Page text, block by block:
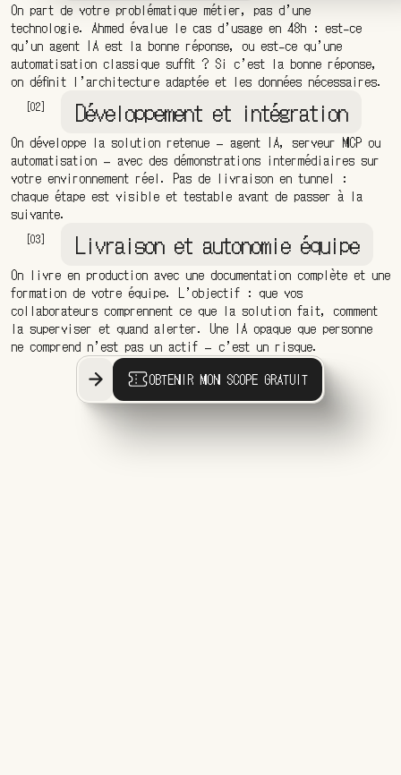
On part de votre problématique métier, pas d’une
technologie. Ahmed évalue le cas d’usage en 48h : est-ce
qu’un agent IA est la bonne réponse, ou est-ce qu’une
automatisation classique suffit ? Si c’est la bonne réponse,
on définit l’architecture adaptée et les données nécessaires.
[02] Développement et intégration
On développe la solution retenue — agent IA, serveur MCP ou
automatisation — avec des démonstrations intermédiaires sur
votre environnement réel. Pas de livraison en tunnel :
chaque étape est visible et testable avant de passer à la
suivante.
[03] Livraison et autonomie équipe
On livre en production avec une documentation complète et une
formation de votre équipe. L’objectif : que vos
collaborateurs comprennent ce que la solution fait, comment
la superviser et quand alerter. Une IA opaque que personne
ne comprend n’est pas un actif — c’est un risque.
OBTENIR MON SCOPE GRATUIT